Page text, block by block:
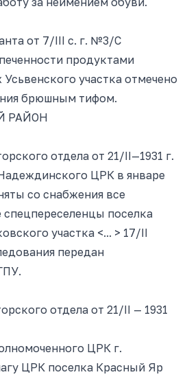
от 7/III c. г. №3/С
продуктами
Усьвенского участка отмечено
брюшным тифом.
РАЙОН
отдела от 21/II—1931 г.
ЦРК в январе
со снабжения все
поселка
участка <... > 17/II
передан
отдела от 21/II — 1931
ЦРК г.
ЦРК поселка Красный Яр